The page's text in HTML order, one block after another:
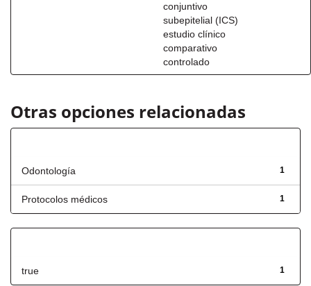
conjuntivo
subepitelial (ICS)
estudio clínico
comparativo
controlado
Otras opciones relacionadas
1
Odontología
1
Protocolos médicos
1
true